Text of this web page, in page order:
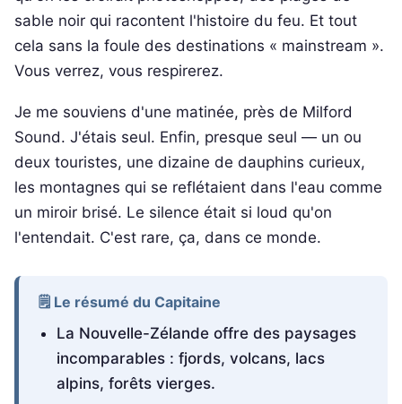
sable noir qui racontent l'histoire du feu. Et tout
cela sans la foule des destinations « mainstream ».
Vous verrez, vous respirerez.
Je me souviens d'une matinée, près de Milford
Sound. J'étais seul. Enfin, presque seul — un ou
deux touristes, une dizaine de dauphins curieux,
les montagnes qui se reflétaient dans l'eau comme
un miroir brisé. Le silence était si loud qu'on
l'entendait. C'est rare, ça, dans ce monde.
🗒️ Le résumé du Capitaine
La Nouvelle-Zélande offre des paysages
incomparables : fjords, volcans, lacs
alpins, forêts vierges.